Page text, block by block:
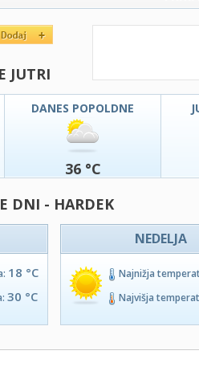
JUTRI
DANES POPOLDNE
36 °C
DNI - HARDEK
18 °C
30 °C
NEDELJA
Najnižja
Najvišja